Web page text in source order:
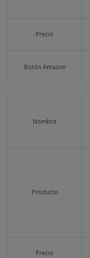
Precio
Botón Amazon
Nombre
Producto
Precio